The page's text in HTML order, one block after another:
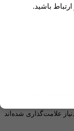
کد 2271”
علامت‌گذاری شده‌اند
ارتباط باشید.